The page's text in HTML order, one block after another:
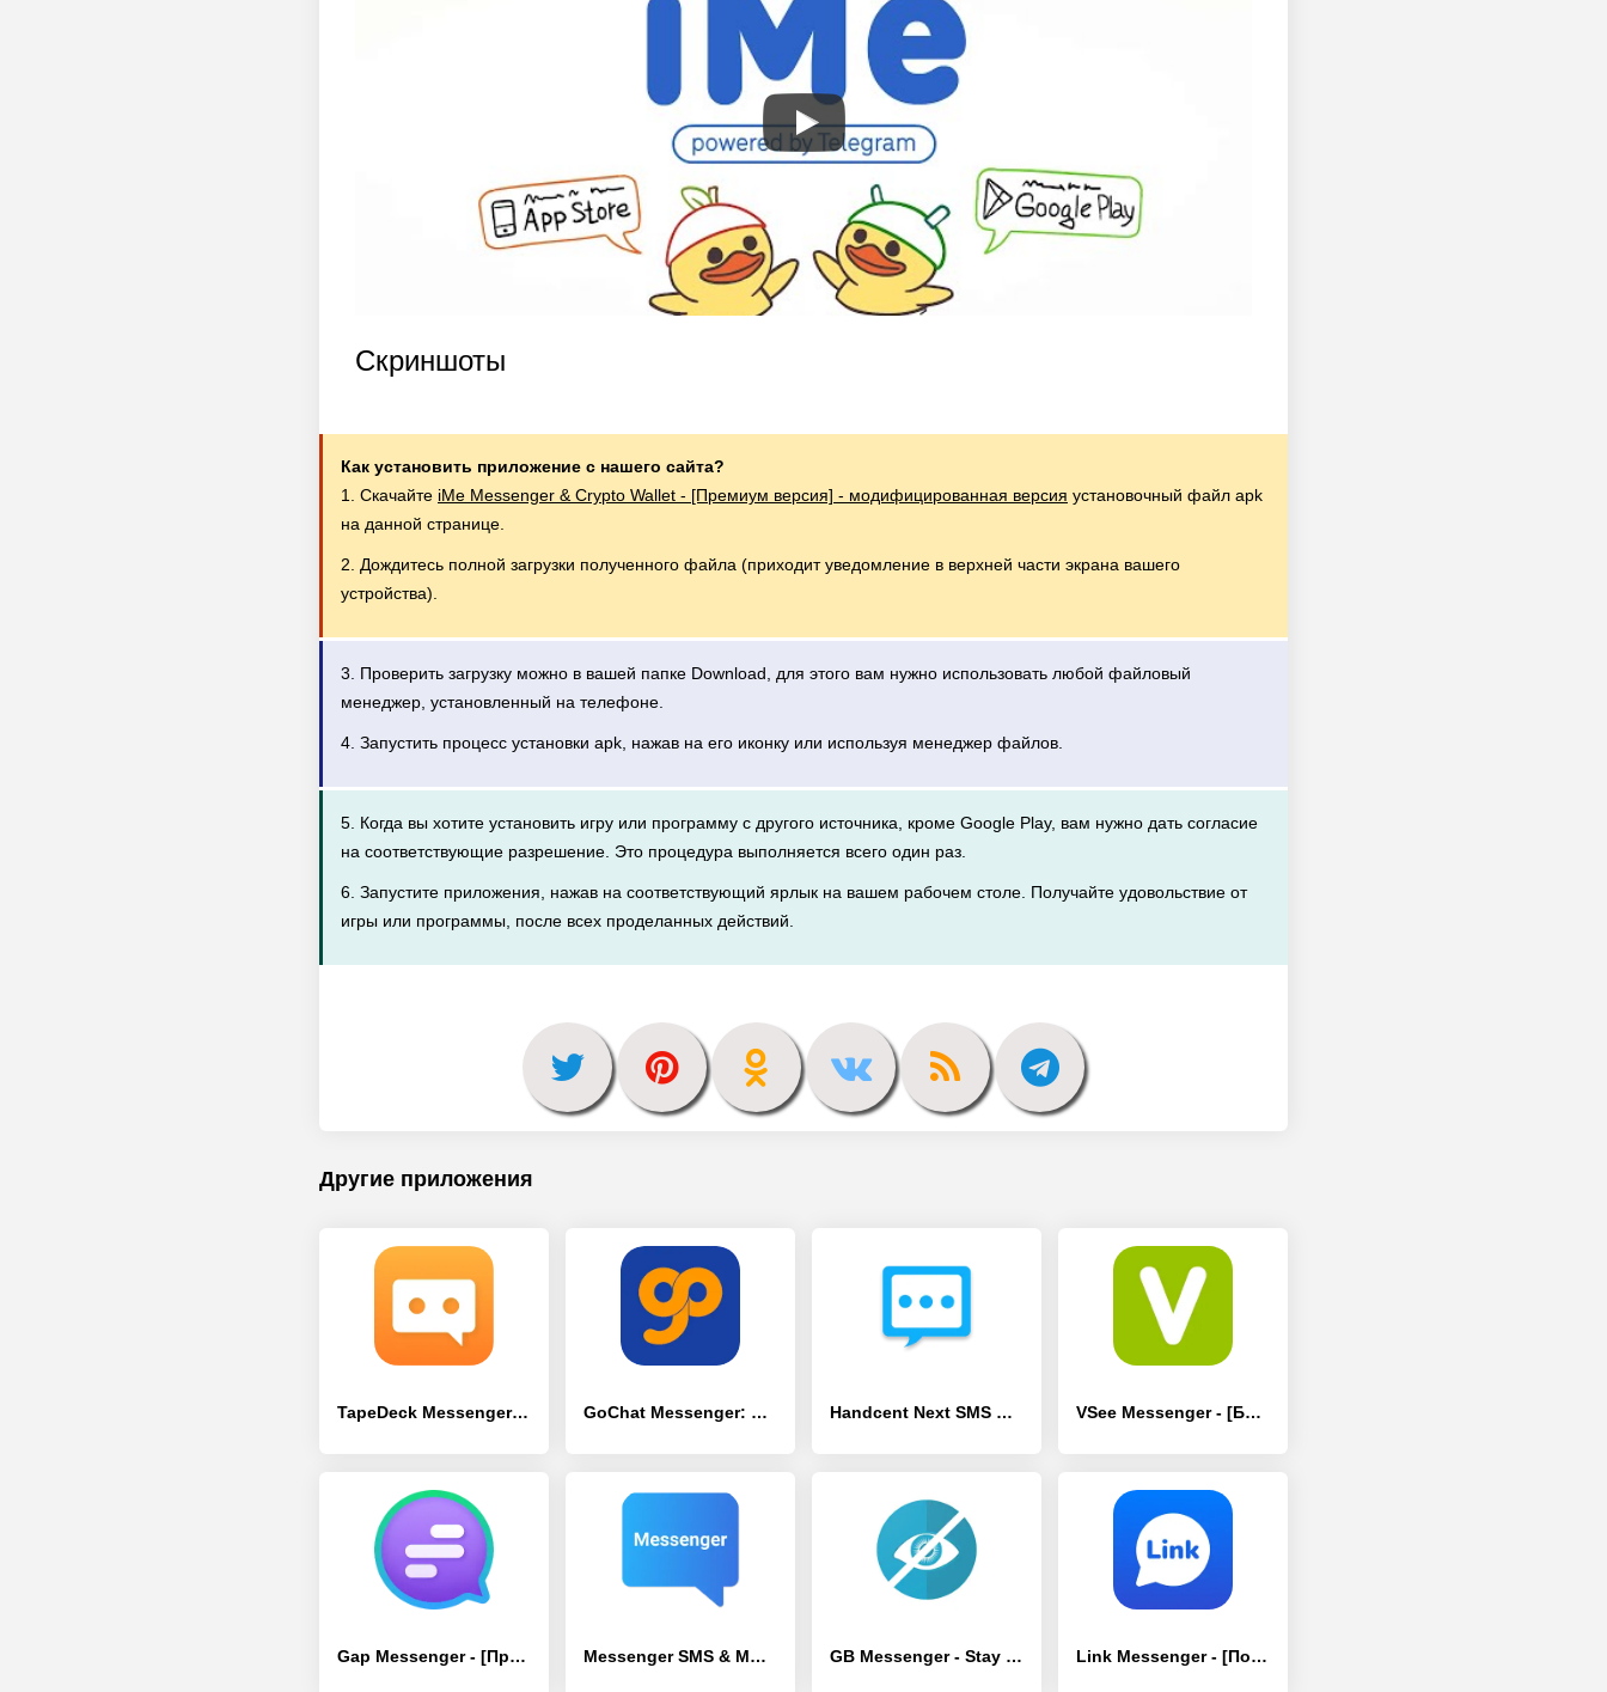
Скриншоты
Как установить приложение с нашего сайта?
1. Скачайте iMe Messenger & Crypto Wallet - [Премиум версия] - модифицированная версия установочный файл apk
на данной странице.
2. Дождитесь полной загрузки полученного файла (приходит уведомление в верхней части экрана вашего
устройства).
3. Проверить загрузку можно в вашей папке Download, для этого вам нужно использовать любой файловый
менеджер, установленный на телефоне.
4. Запустить процесс установки apk, нажав на его иконку или используя менеджер файлов.
5. Когда вы хотите установить игру или программу с другого источника, кроме Google Play, вам нужно дать согласие
на соответствующие разрешение. Это процедура выполняется всего один раз.
6. Запустите приложения, нажав на соответствующий ярлык на вашем рабочем столе. Получайте удовольствие от
игры или программы, после всех проделанных действий.
Другие приложения
TapeDeck Messenger - [Премиум версия] GoChat Messenger: Video Calls - [Премиум версия] Handcent Next SMS messenger - [Полная версия] VSee Messenger - [Без рекламы]
Gap Messenger - [Премиум версия] Messenger SMS & MMS - [Без рекламы] GB Messenger - Stay Offline - [Разблокированная версия] Link Messenger - [Полная версия]